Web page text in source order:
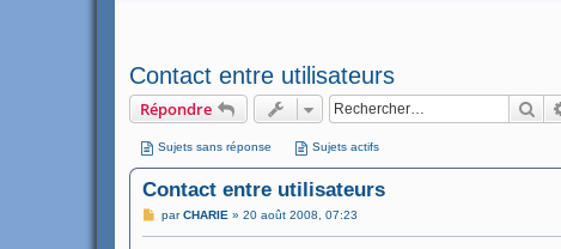
Contact entre utilisateurs
Répondre
Sujets sans réponse Sujets actifs
Contact entre utilisateurs
MparCHARIE » 20 août 2008, 07:23